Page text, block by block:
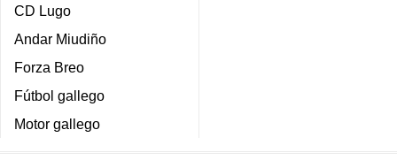
CD Lugo
Andar Miudiño
Forza Breo
Fútbol gallego
Motor gallego